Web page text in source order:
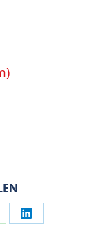
Share